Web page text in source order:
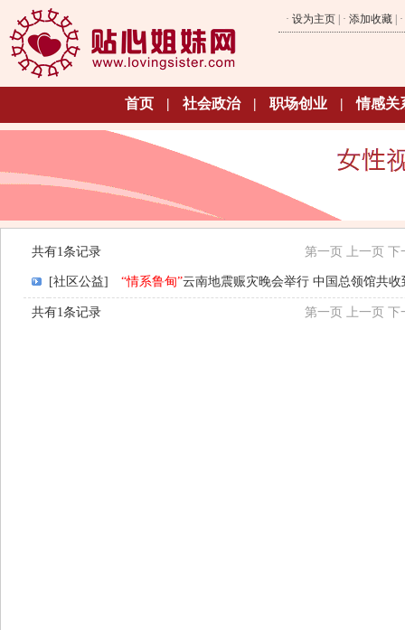
· 设为主页 | · 添加收藏 | ·
首页 | 社会政治 | 职场创业 | 情感关
共有1条记录 第一页 上一页 下
[社区公益] “情系鲁甸”云南地震赈灾晚会举行 中国总领馆共收
共有1条记录 第一页 上一页 下